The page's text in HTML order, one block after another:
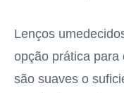
Lenços
opção prática para
são suaves o